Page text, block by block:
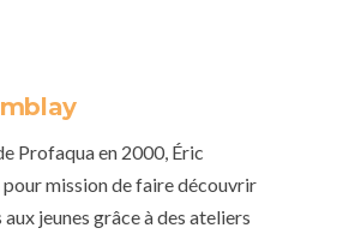
Profaqua en 2000, Éric
mission de faire découvrir
aux jeunes grâce à des ateliers